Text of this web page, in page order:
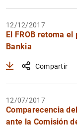
12/12/2017
El FROB retoma
Bankia
Compartir
12/07/2017
Comparecencia
ante la Comisión